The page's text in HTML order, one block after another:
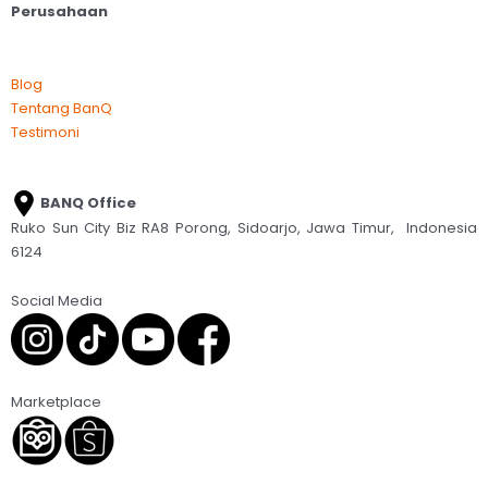
Perusahaan
Blog
Tentang BanQ
Testimoni
BANQ Office
Ruko Sun City Biz RA8 Porong, Sidoarjo, Jawa Timur, Indonesia
6124
Social Media
Marketplace